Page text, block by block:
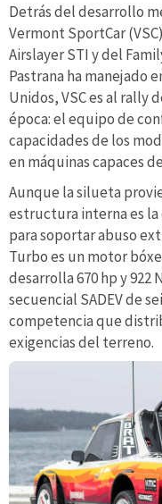
Detrás del desarrollo
Vermont SportCar
Airslayer STI y del
Pastrana ha manejado
Unidos, VSC es al rally
época: el equipo de
capacidades de los
en máquinas capaces
Aunque la silueta
estructura interna es
para soportar abuso
Turbo es un motor
desarrolla 670 hp y 922
secuencial SADEV de
competencia que
exigencias del terreno.